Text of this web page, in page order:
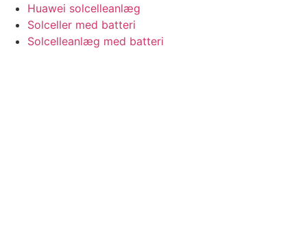
Huawei solcelleanlæg
Solceller med batteri
Solcelleanlæg med batteri